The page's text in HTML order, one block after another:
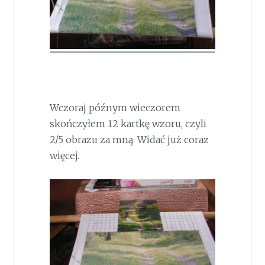
Wczoraj późnym wieczorem
skończyłem 12 kartkę wzoru, czyli
2/5 obrazu za mną. Widać już coraz
więcej.